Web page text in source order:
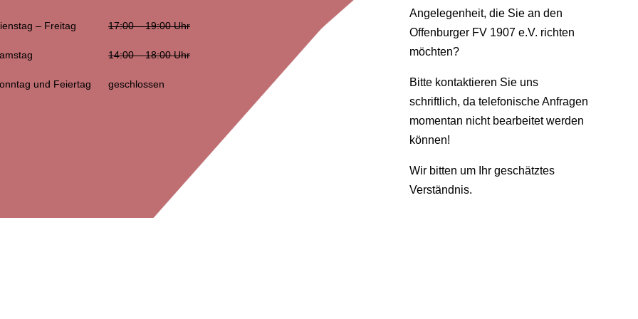
– Freitag 17:00 – 19:00 Uhr
14:00 – 18:00 Uhr
und Feiertag geschlossen
Angelegenheit, die Sie an den
Offenburger FV 1907 e.V. richten
möchten?
Bitte kontaktieren Sie uns
schriftlich, da telefonische Anfragen
momentan nicht bearbeitet werden
können!
Wir bitten um Ihr geschätztes
Verständnis.